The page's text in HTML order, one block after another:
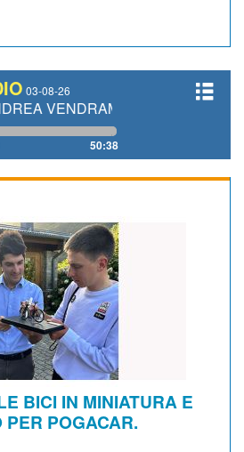
03-08-26
FILIPPO FIORELLI
50:38
BICI IN MINIATURA E
POGACAR.